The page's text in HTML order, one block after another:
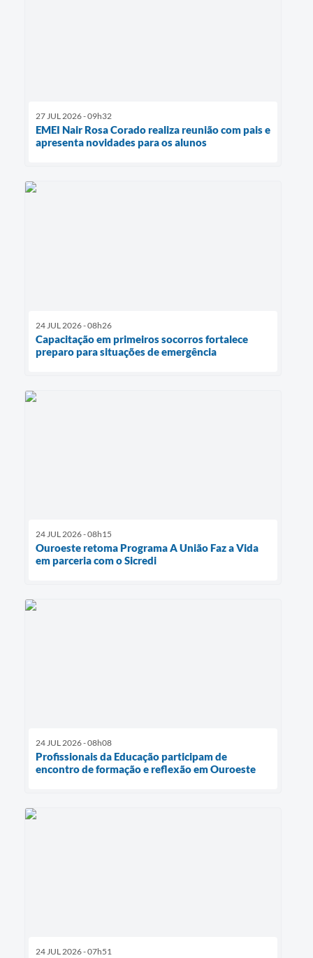
27 JUL 2026 - 09h32
EMEI Nair Rosa Corado realiza reunião com pais e
apresenta novidades para os alunos
24 JUL 2026 - 08h26
Capacitação em primeiros socorros fortalece
preparo para situações de emergência
24 JUL 2026 - 08h15
Ouroeste retoma Programa A União Faz a Vida
em parceria com o Sicredi
24 JUL 2026 - 08h08
Profissionais da Educação participam de
encontro de formação e reflexão em Ouroeste
24 JUL 2026 - 07h51